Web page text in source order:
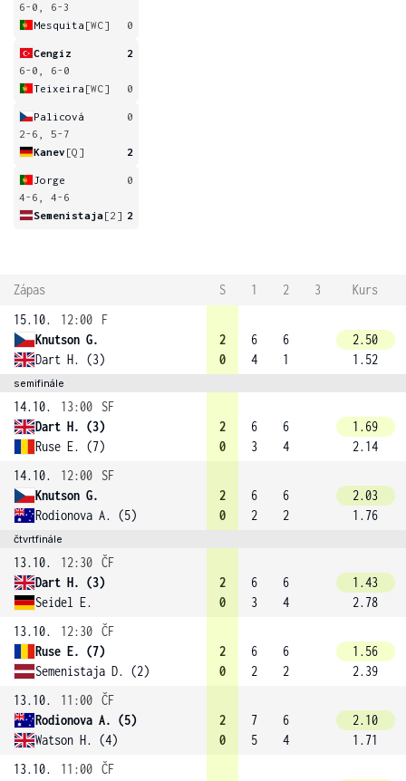
6-0, 6-3
Mesquita [WC] 0
Cengiz
2
6-0, 6-0
Teixeira [WC] 0
Palicová
0
2-6, 5-7
Kanev [Q] 2
Jorge
0
4-6, 4-6
Semenistaja[2] 2
Zápas S 1 2 3
Kurs
15.10.
12:00
F
Knutson G.
Dart H. (3)
2
0
6
4
6
1
2.50
1.52
semifinále
14.10. 13:00
SF
Dart H. (3)
Ruse E. (7)
2
0
6
3
6
4
1.69
2.14
14.10.
12:00
SF
Knutson G.
Rodionova A. (5)
2
0
6
2
6
2
2.03
1.76
čtvrtfinále
13.10. 12:30 ČF
Dart H. (3)
Seidel E.
2
0
6
3
6
4
1.43
2.78
13.10.
12:30 ČF
Ruse E. (7)
Semenistaja D. (2)
2
0
6
2
6
2
1.56
2.39
13.10.
11:00 ČF
Rodionova A. (5)
Watson H. (4)
2
0
7
5
6
4
2.10
1.71
13.10.
11:00 ČF